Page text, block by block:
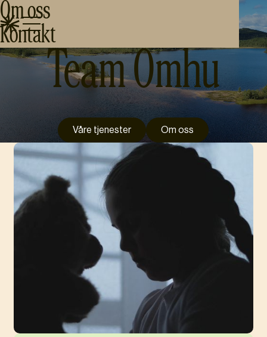
Om oss
KontaktVelkommen til
Team Omhu
Våre tjenester
Våre tjenester
Om oss
Om oss